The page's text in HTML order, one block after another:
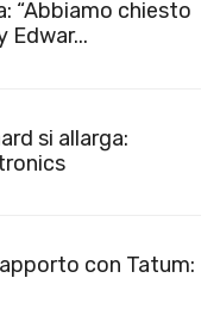
“Abbiamo chiesto
Edwar...
si allarga:
con Tatum: